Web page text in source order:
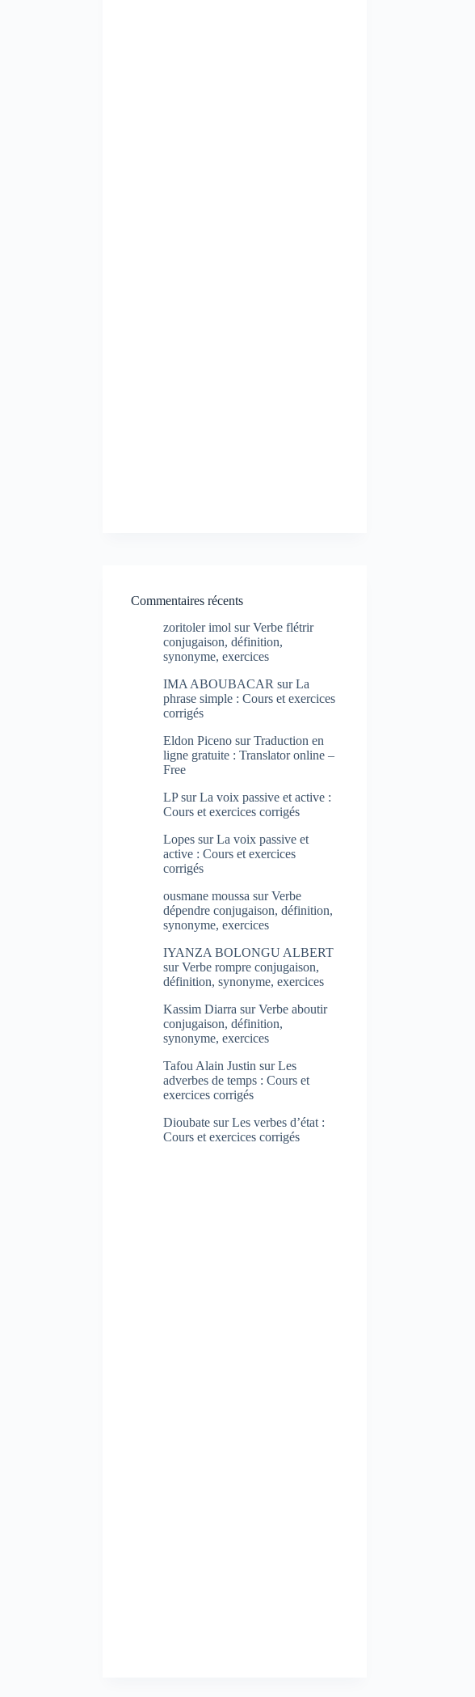
Commentaires récents
zoritoler imol surVerbe flétrir
conjugaison, définition,
synonyme, exercices
IMA ABOUBACAR surLa
phrase simple : Cours et exercices
corrigés
Eldon Piceno surTraduction en
ligne gratuite : Translator online –
Free
LPsurLa voix passive et active :
Cours et exercices corrigés
Lopes surLa voix passive et
active : Cours et exercices
corrigés
ousmane moussa surVerbe
dépendre conjugaison, définition,
synonyme, exercices
IYANZA BOLONGU ALBERT
surVerbe rompre conjugaison,
définition, synonyme, exercices
Kassim Diarra surVerbe aboutir
conjugaison, définition,
synonyme, exercices
Tafou Alain Justin surLes
adverbes de temps : Cours et
exercices corrigés
Dioubate surLes verbes d’état :
Cours et exercices corrigés